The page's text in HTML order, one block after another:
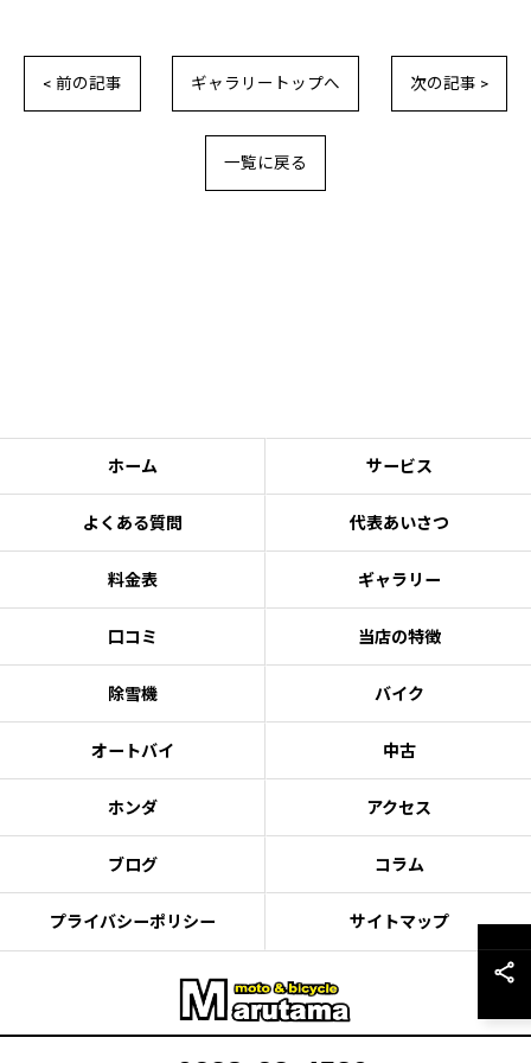
< 前の記事 ギャラリートップへ 次の記事 >
一覧に戻る
ホーム サービス
よくある質問 代表あいさつ
料金表 ギャラリー
口コミ 当店の特徴
除雪機 バイク
オートバイ 中古
ホンダ アクセス
ブログ コラム
プライバシーポリシー サイトマップ